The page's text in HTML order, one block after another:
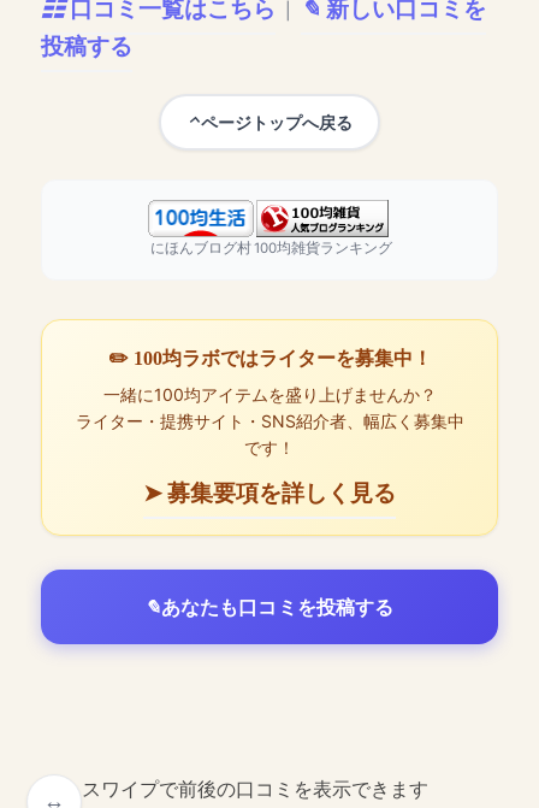
口コミ一覧はこちら
新しい口コミを
投稿する
ページトップへ戻る
にほんブログ村100均雑貨ランキング
✏️ 100均ラボではライターを募集中！
一緒に100均アイテムを盛り上げませんか？
ライター・提携サイト・SNS紹介者、幅広く募集中
です！
➤ 募集要項を詳しく見る
あなたも口コミを投稿する
スワイプで前後の口コミを表示できます